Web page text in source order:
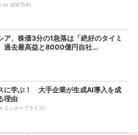
on GOETHE)
ア、株価3分の1急落は「絶好のタイミ
去最高益と8000億円自社...
に学ぶ！ 大手企業が生成AI導入を成
理由
エンタープライズ)